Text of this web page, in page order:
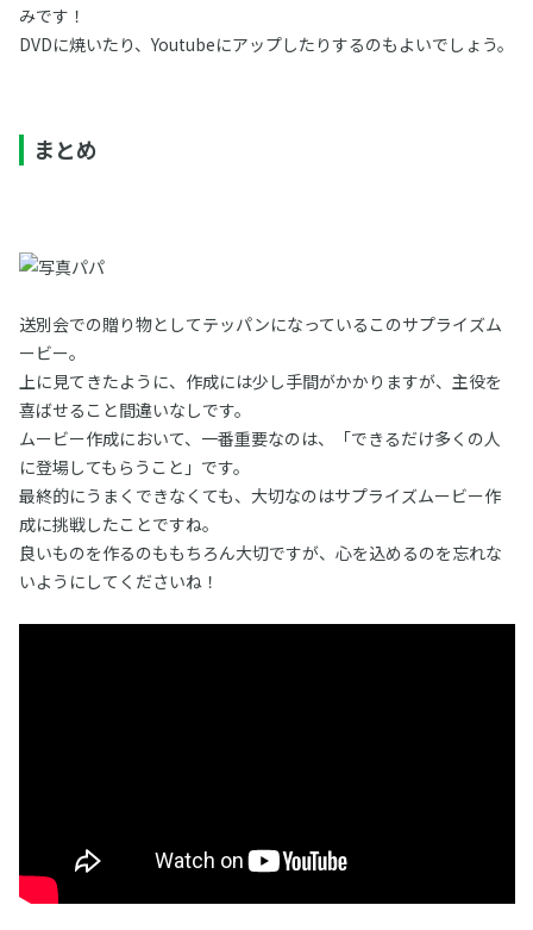
みです！
DVDに焼いたり、Youtubeにアップしたりするのもよいでしょう。
まとめ
送別会での贈り物としてテッパンになっているこのサプライズム
ービー。
上に見てきたように、作成には少し手間がかかりますが、主役を
喜ばせること間違いなしです。
ムービー作成において、一番重要なのは、「できるだけ多くの人
に登場してもらうこと」です。
最終的にうまくできなくても、大切なのはサプライズムービー作
成に挑戦したことですね。
良いものを作るのももちろん大切ですが、心を込めるのを忘れな
いようにしてくださいね！